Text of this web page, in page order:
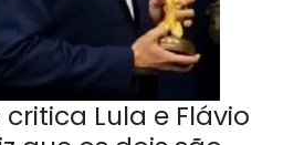
Lula e Flávio